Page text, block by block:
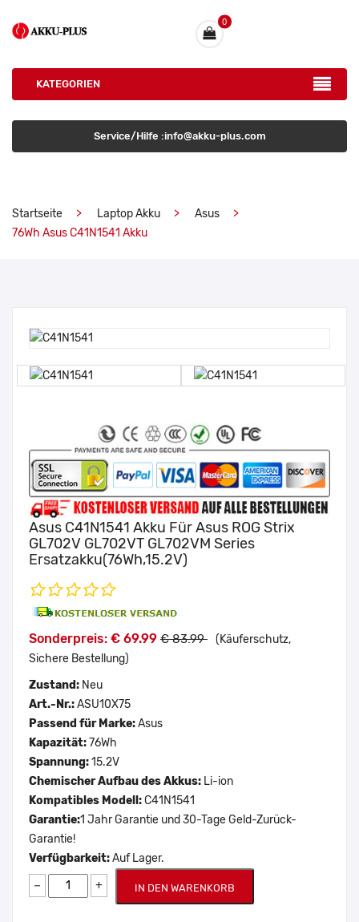
0
KATEGORIEN
Service/Hilfe :info@akku-plus.com
Startseite Laptop Akku
Asus
76Wh Asus C41N1541 Akku
Asus C41N1541 Akku Für Asus ROG Strix
GL702V GL702VT GL702VM Series
Ersatzakku(76Wh,15.2V)
Sonderpreis: € 69.99 € 83.99 (Käuferschutz,
Sichere Bestellung)
Zustand: Neu
Art.-Nr.:ASU10X75
Passend für Marke:Asus
Kapazität:76Wh
Spannung:15.2V
Chemischer Aufbau des Akkus: Li-ion
Kompatibles Modell:C41N1541
Garantie:1 Jahr Garantie und 30-Tage Geld-Zurück-
Garantie!
Verfügbarkeit:Auf Lager.
− + IN DEN WARENKORB